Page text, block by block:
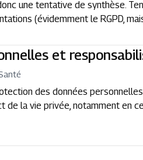
une tentative de synthèse.
(évidemment le RGPD,
et
des données personnelles
de la vie privée, notamment en